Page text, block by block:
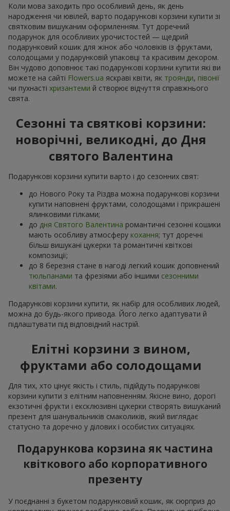
Коли мова заходить про особливий день, як день
народження чи ювілей, варто подарункові корзини купити зі
святковим вишуканим оформленням. Тут доречний
подарунок для особливих урочистостей — щедрий
подарунковий кошик для жінок або чоловіків із фруктами,
солодощами у подарунковій упаковці та красивим декором.
Він чудово доповнює такі подарункові корзини купити які ви
можете на сайті Flowers.ua яскраві квіти, як троянди, півонії
чи пухнасті хризантеми й створює відчуття справжнього
свята.
Сезонні та святкові корзини:
новорічні, великодні, до Дня
святого Валентина
Подарункові корзини купити варто і до сезонних свят:
до Нового Року та Різдва можна подарункові корзини
купити наповнені фруктами, солодощами і прикрашені
ялинковими гілками;
до дня Святого Валентина романтичні сезонні кошики
мають особливу атмосферу кохання; тут доречні
більш вишукані цукерки та романтичні квіткові
композиції;
до 8 березня стане в нагоді легкий кошик доповнений
тюльпанами та фрезіями або іншими сезонними
квітами.
Подарункові корзини купити, як набір для особливих людей,
можна до будь-якого привода. Його легко адаптувати й
підлаштувати під відповідний настрій.
Елітні корзини з вином,
фруктами або солодощами
Для тих, хто цінує якість і стиль, підійдуть подарункові
корзини купити з елітним наповненням. Якісне вино, дорогі
екзотичні фрукти і ексклюзивні цукерки створять вишуканий
презент для шанувальників смаколиків, який виглядає
статусно та доречно у ділових і особистих ситуаціях.
Подарункова корзина як частина
квіткового або корпоративного
презенту
У поєднанні з букетом подарунковий кошик, як сюрприз до